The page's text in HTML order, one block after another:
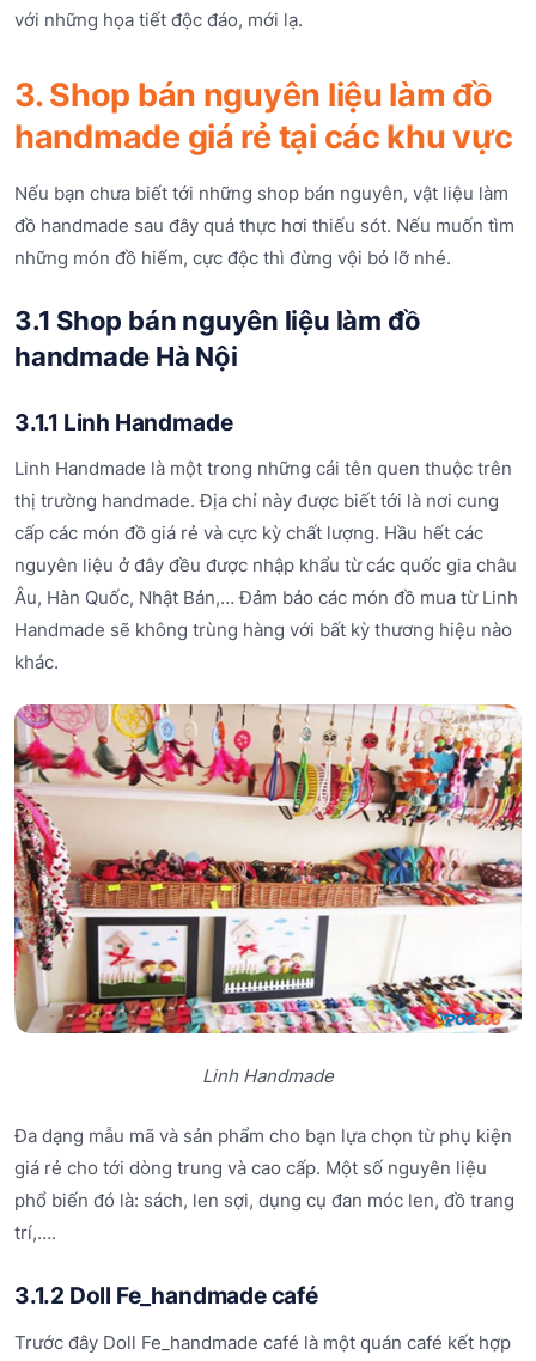
với những họa tiết độc đáo, mới lạ.
3. Shop bán nguyên liệu làm đồ
handmade giá rẻ tại các khu vực
Nếu bạn chưa biết tới những shop bán nguyên, vật liệu làm
đồ handmade sau đây quả thực hơi thiếu sót. Nếu muốn tìm
những món đồ hiếm, cực độc thì đừng vội bỏ lỡ nhé.
3.1 Shop bán nguyên liệu làm đồ
handmade Hà Nội
3.1.1 Linh Handmade
Linh Handmade là một trong những cái tên quen thuộc trên
thị trường handmade. Địa chỉ này được biết tới là nơi cung
cấp các món đồ giá rẻ và cực kỳ chất lượng. Hầu hết các
nguyên liệu ở đây đều được nhập khẩu từ các quốc gia châu
Âu, Hàn Quốc, Nhật Bản,… Đảm bảo các món đồ mua từ Linh
Handmade sẽ không trùng hàng với bất kỳ thương hiệu nào
khác.
Linh Handmade
Đa dạng mẫu mã và sản phẩm cho bạn lựa chọn từ phụ kiện
giá rẻ cho tới dòng trung và cao cấp. Một số nguyên liệu
phổ biến đó là: sách, len sợi, dụng cụ đan móc len, đồ trang
trí,….
3.1.2 Doll Fe_handmade café
Trước đây Doll Fe_handmade café là một quán café kết hợp